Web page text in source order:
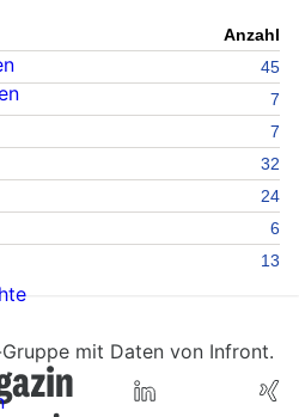
Anzahl
45
7
7
32
24
6
13
mit Daten von Infront.